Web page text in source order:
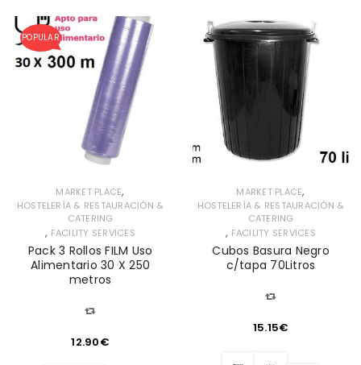
POPULAR
MARKET PLACE,
HOSTELERÍA & RESTAURACIÓN &
CATERING
, FACILITY SERVICES
Pack 3 Rollos FILM Uso
Alimentario 30 X 250
metros
12.90€
MARKET PLACE,
HOSTELERÍA & RESTAURACIÓN &
CATERING
, FACILITY SERVICES
Cubos Basura Negro
c/tapa 70Litros
15.15€